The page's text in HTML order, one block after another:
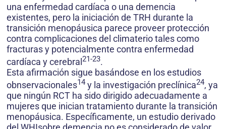
una enfermedad cardíaca o una demencia
existentes, pero la iniciación de TRH durante la
transición menopáusica parece proveer protección
contra complicaciones del climaterio tales como
fracturas y potencialmente contra enfermedad
cardíaca y cerebral 21-23.
Esta afirmación sigue basándose en los estudios
obnservacionales14 y la investigación preclínica24, ya
que ningún RCT ha sido dirigido adecuadamente a
mujeres que inician tratamiento durante la transición
menopáusica. Específicamente, un estudio derivado